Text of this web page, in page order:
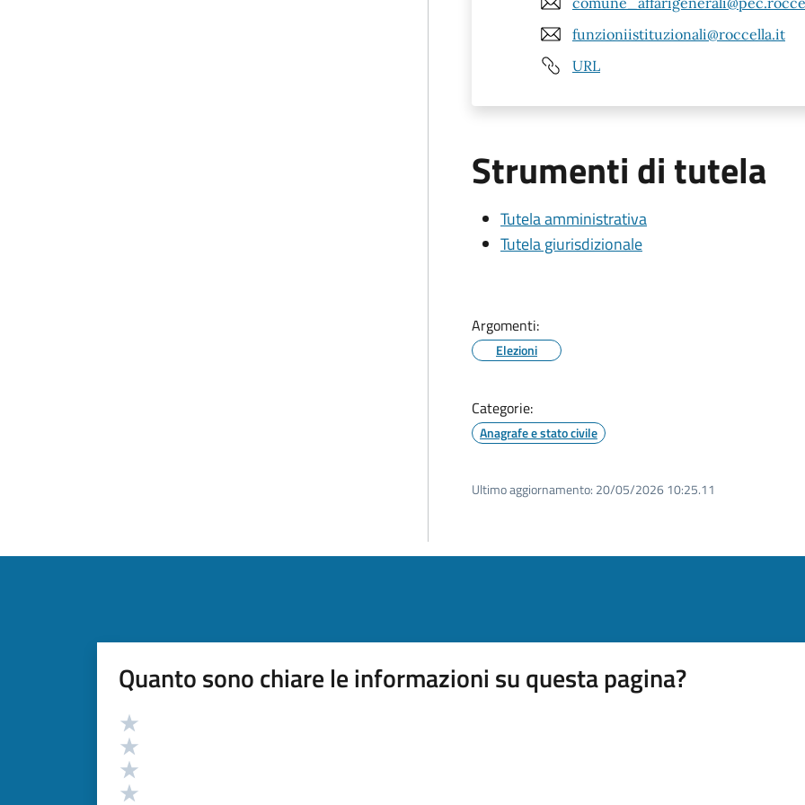
funzioniistituzionali@roccella.it
URL
Strumenti di tutela
Tutela amministrativa
Tutela giurisdizionale
Argomenti:
Elezioni
Categorie:
Anagrafe e stato civile
Ultimo aggiornamento: 20/05/2026 10:25.11
Quanto sono chiare le informazioni su questa pagina?
Valutazione